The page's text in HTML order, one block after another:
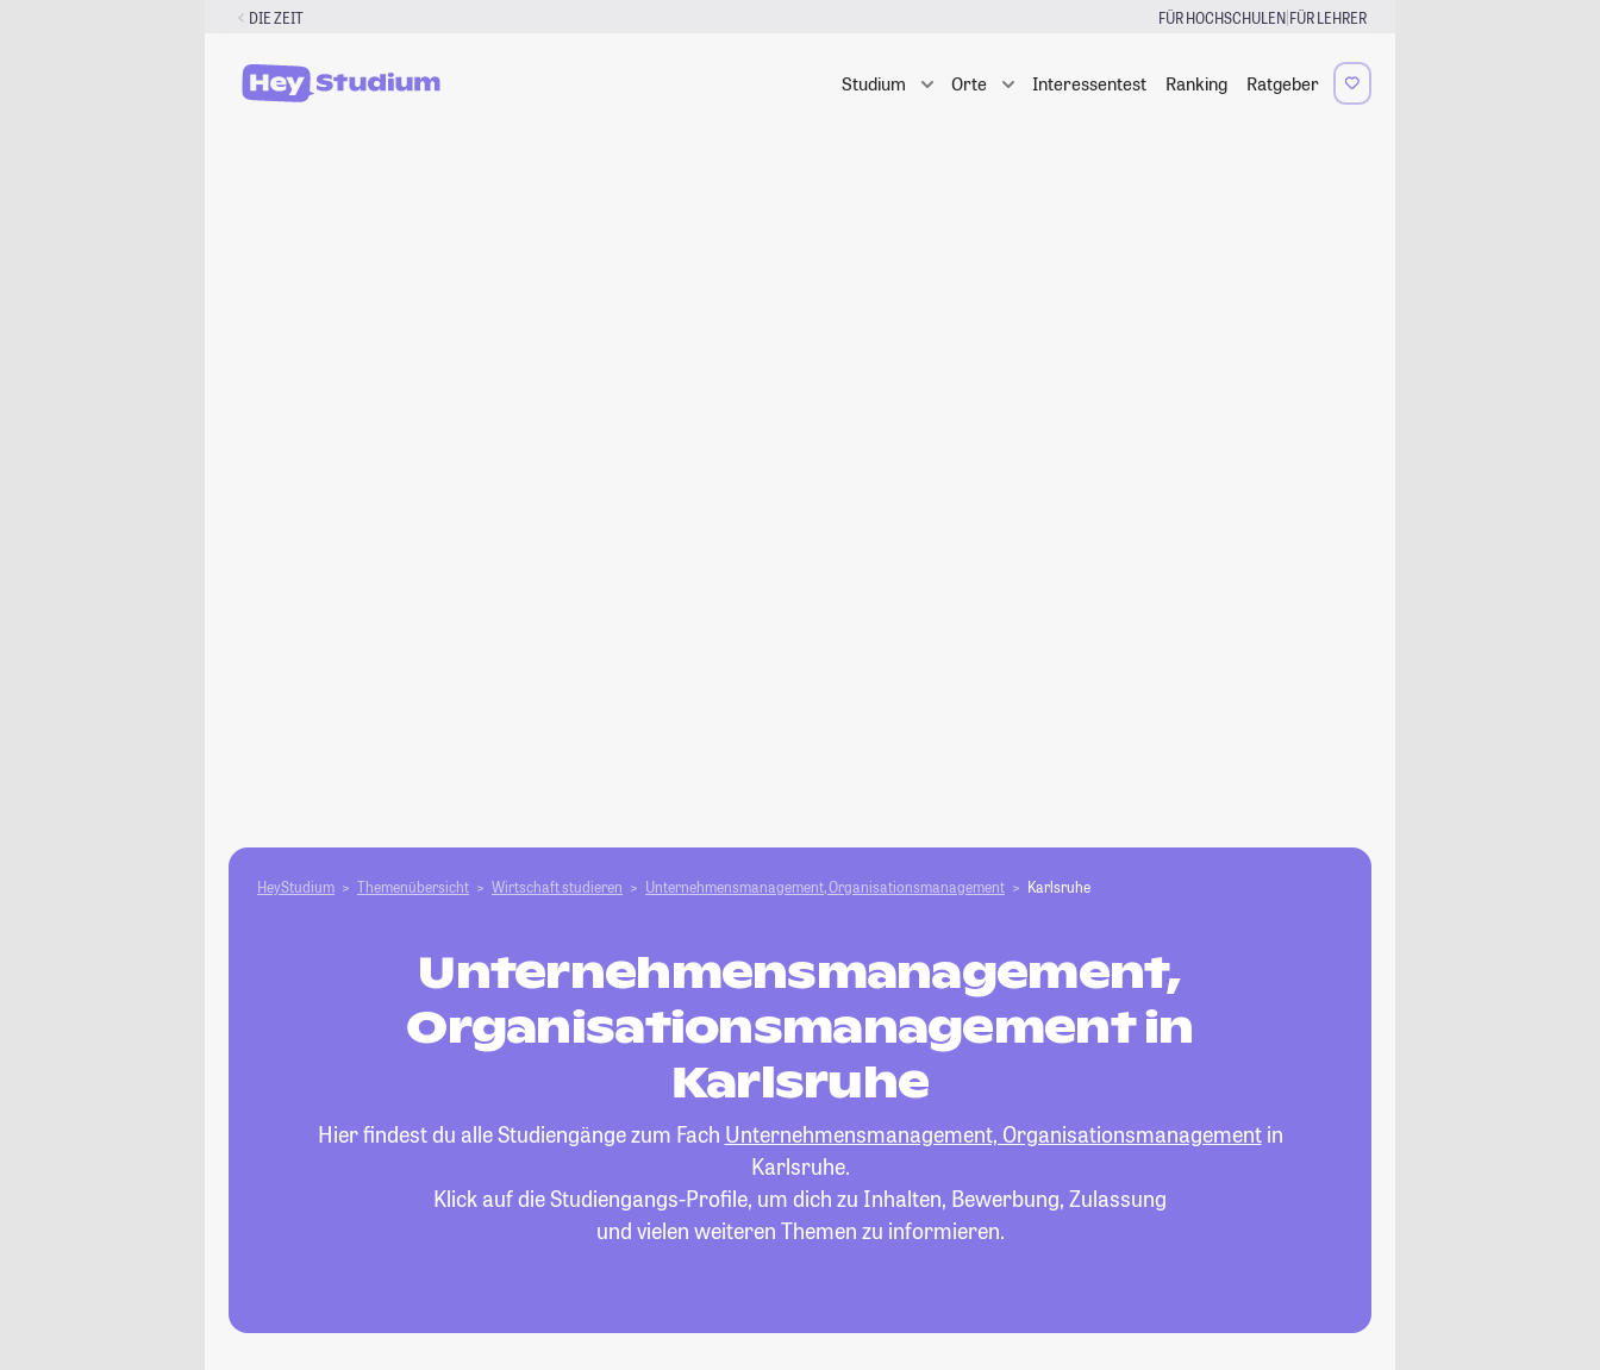
DIE ZEIT FÜR HOCHSCHULEN|FÜR LEHRER
Studium Orte Interessentest Ranking Ratgeber
HeyStudium Themenübersicht Wirtschaft studieren Unternehmensmanagement, Organisationsmanagement Karlsruhe
Unternehmensmanagement,
Organisationsmanagement in
Karlsruhe
Hier findest du alle Studiengänge zum Fach Unternehmensmanagement, Organisationsmanagementin
Karlsruhe.
Klick auf die Studiengangs-Profile, um dich zu Inhalten, Bewerbung, Zulassung
und vielen weiteren Themen zu informieren.